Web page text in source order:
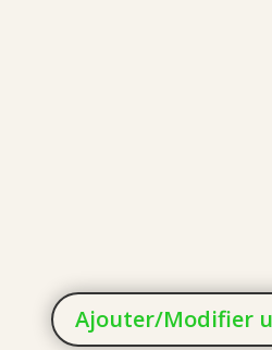
Ajouter/Modifier